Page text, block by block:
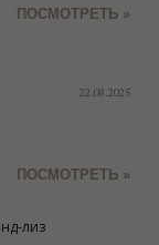
ПОСМОТРЕТЬ »
22.08.2025
ПОСМОТРЕТЬ »